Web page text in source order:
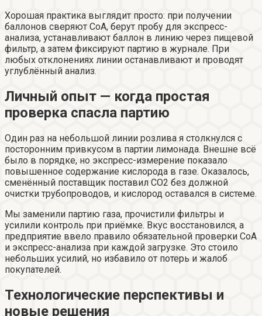
Хорошая практика выглядит просто: при получении
баллонов сверяют CoA, берут пробу для экспресс-
анализа, устанавливают баллон в линию через пищевой
фильтр, а затем фиксируют партию в журнале. При
любых отклонениях линии останавливают и проводят
углублённый анализ.
Личный опыт — когда простая
проверка спасла партию
Один раз на небольшой линии розлива я столкнулся с
посторонним привкусом в партии лимонада. Внешне всё
было в порядке, но экспресс-измерение показало
повышенное содержание кислорода в газе. Оказалось,
сменённый поставщик поставил CO2 без должной
очистки трубопроводов, и кислород оставался в системе.
Мы заменили партию газа, прочистили фильтры и
усилили контроль при приёмке. Вкус восстановился, а
предприятие ввело правило обязательной проверки CoA
и экспресс-анализа при каждой загрузке. Это стоило
небольших усилий, но избавило от потерь и жалоб
покупателей.
Технологические перспективы и
новые решения